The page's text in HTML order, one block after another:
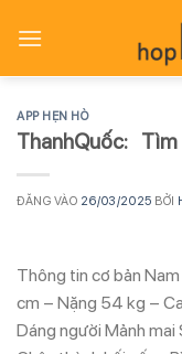
qua
APP HẸN HÒ
ThanhQuốc: Tìm
ĐĂNG VÀO 26/03/2025 BỞI
Thông tin cơ bản
cm – Nặng 54 kg –
Dáng người Mảnh